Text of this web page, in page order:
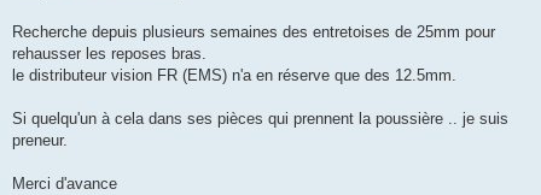
g
n
o
u
Recherche depuis plusieurs semaines des entretoises de 25mm pour
rehausser les reposes bras.
le distributeur vision FR (EMS) n'a en réserve que des 12.5mm.
Si quelqu'un à cela dans ses pièces qui prennent la poussière .. je suis
preneur.
Merci d'avance